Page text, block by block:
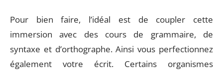
Pour bien faire, l’idéal est de coupler cette
immersion avec des cours de grammaire, de
syntaxe et d’orthographe. Ainsi vous perfectionnez
également votre écrit. Certains organismes